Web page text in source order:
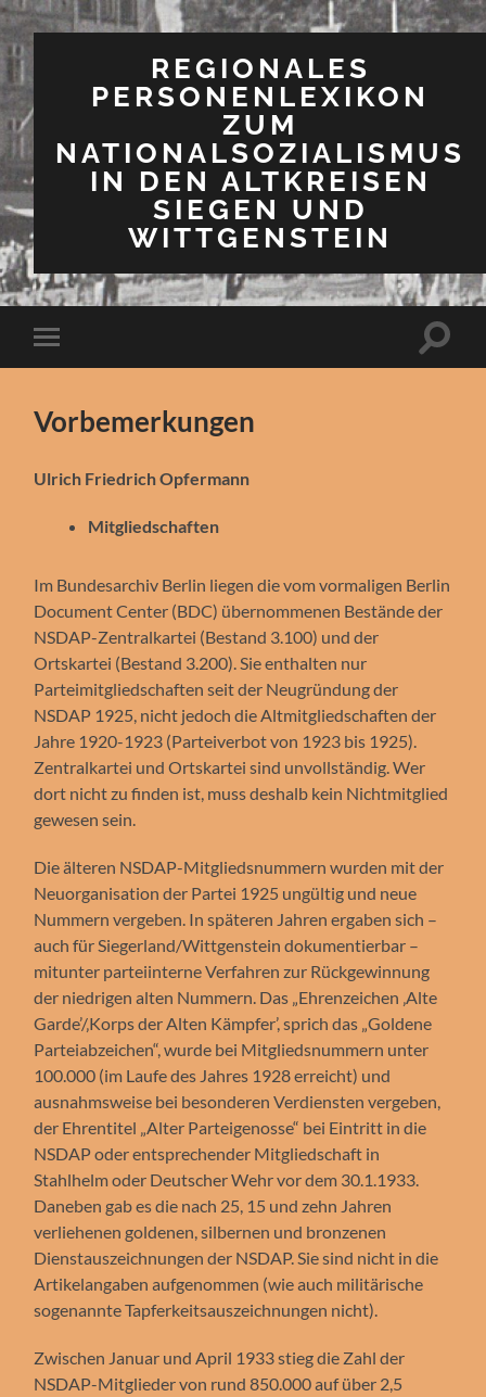
REGIONALES
PERSONENLEXIKON
ZUM
NATIONALSOZIALISMUS
IN DEN ALTKREISEN
SIEGEN UND
WITTGENSTEIN
Mobile-
Menü
Vorbemerkungen
Ulrich Friedrich Opfermann
Mitgliedschaften
Im Bundesarchiv Berlin liegen die vom vormaligen Berlin
Document Center (BDC) übernommenen Bestände der
NSDAP-Zentralkartei (Bestand 3.100) und der
Ortskartei (Bestand 3.200). Sie enthalten nur
Parteimitgliedschaften seit der Neugründung der
NSDAP 1925, nicht jedoch die Altmitgliedschaften der
Jahre 1920-1923 (Parteiverbot von 1923 bis 1925).
Zentralkartei und Ortskartei sind unvollständig. Wer
dort nicht zu finden ist, muss deshalb kein Nichtmitglied
gewesen sein.
Die älteren NSDAP-Mitgliedsnummern wurden mit der
Neuorganisation der Partei 1925 ungültig und neue
Nummern vergeben. In späteren Jahren ergaben sich –
auch für Siegerland/Wittgenstein dokumentierbar –
mitunter parteiinterne Verfahren zur Rückgewinnung
der niedrigen alten Nummern. Das „Ehrenzeichen ‚Alte
Garde’/‚Korps der Alten Kämpfer’, sprich das „Goldene
Parteiabzeichen“, wurde bei Mitgliedsnummern unter
100.000 (im Laufe des Jahres 1928 erreicht) und
ausnahmsweise bei besonderen Verdiensten vergeben,
der Ehrentitel „Alter Parteigenosse“ bei Eintritt in die
NSDAP oder entsprechender Mitgliedschaft in
Stahlhelm oder Deutscher Wehr vor dem 30.1.1933.
Daneben gab es die nach 25, 15 und zehn Jahren
verliehenen goldenen, silbernen und bronzenen
Dienstauszeichnungen der NSDAP. Sie sind nicht in die
Artikelangaben aufgenommen (wie auch militärische
sogenannte Tapferkeitsauszeichnungen nicht).
Zwischen Januar und April 1933 stieg die Zahl der
NSDAP-Mitglieder von rund 850.000 auf über 2,5